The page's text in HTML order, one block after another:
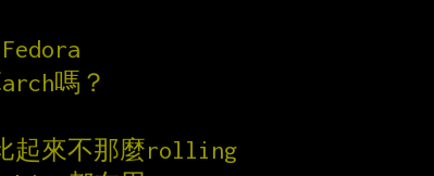
嗎？
起來不那麼rolling